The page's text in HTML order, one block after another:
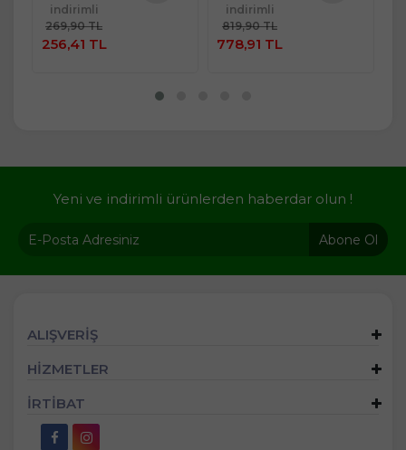
indirimli
269,90 TL
256,41 TL
indirimli
819,90 TL
778,91 TL
Yeni ve indirimli ürünlerden haberdar olun !
Abone Ol
ALIŞVERİŞ
HİZMETLER
İRTİBAT